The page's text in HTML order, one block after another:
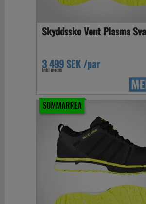
Skyddssko Vent Plasma
3 499 SEK /par
Inkl moms